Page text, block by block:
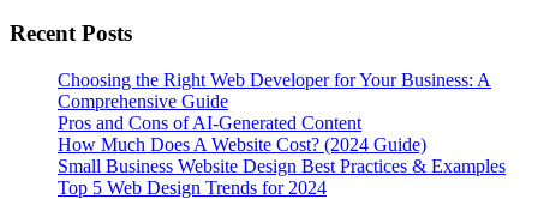
Recent Posts
Choosing the Right Web Developer for Your Business: A
Comprehensive Guide
Pros and Cons of AI-Generated Content
How Much Does A Website Cost? (2024 Guide)
Small Business Website Design Best Practices & Examples
Top 5 Web Design Trends for 2024